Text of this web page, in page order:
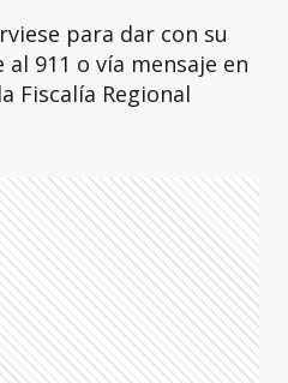
para dar con su
911 o vía mensaje en
Fiscalía Regional